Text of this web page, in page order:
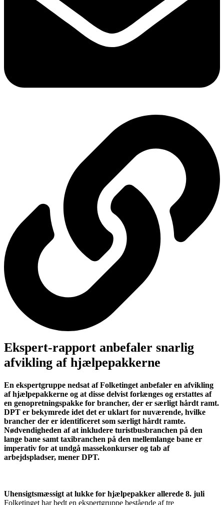
Ekspert-rapport anbefaler snarlig
afvikling af hjælpepakkerne
En ekspertgruppe nedsat af Folketinget anbefaler en afvikling
af hjælpepakkerne og at disse delvist forlænges og erstattes af
en genopretningspakke for brancher, der er særligt hårdt ramt.
DPT er bekymrede idet det er uklart for nuværende, hvilke
brancher der er identificeret som særligt hårdt ramte.
Nødvendigheden af at inkludere turistbusbranchen på den
lange bane samt taxibranchen på den mellemlange bane er
imperativ for at undgå massekonkurser og tab af
arbejdspladser, mener DPT.
Uhensigtsmæssigt at lukke for hjælpepakker allerede 8. juli
Folketinget har bedt en ekspertgruppe bestående af tre